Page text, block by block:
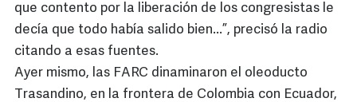
que contento por la liberación de los congresistas le
decía que todo había salido bien...”, precisó la radio
citando a esas fuentes.
Ayer mismo, las FARC dinaminaron el oleoducto
Trasandino, en la frontera de Colombia con Ecuador,